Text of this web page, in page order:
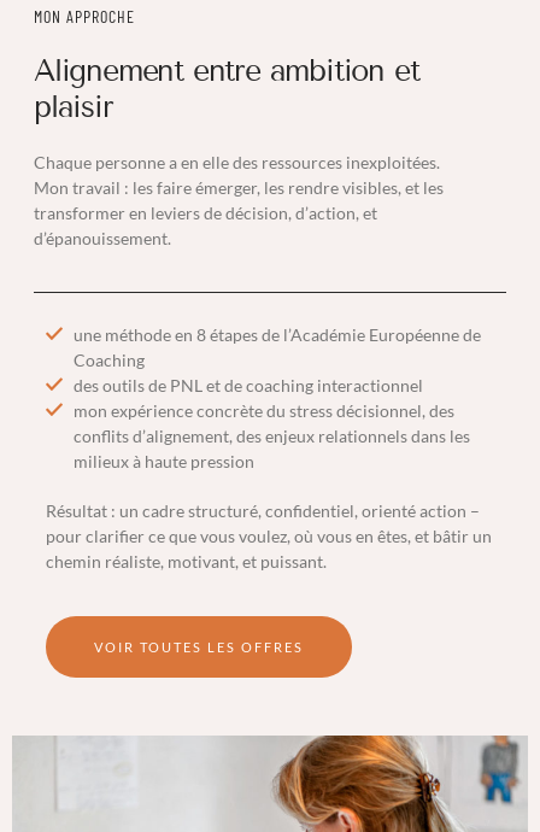
MON APPROCHE
Alignement entre ambition et
plaisir
Chaque personne a en elle des ressources inexploitées.
Mon travail : les faire émerger, les rendre visibles, et les
transformer en leviers de décision, d’action, et
d’épanouissement.
une méthode en 8 étapes de l’Académie Européenne de
Coaching
des outils de PNL et de coaching interactionnel
mon expérience concrète du stress décisionnel, des
conflits d’alignement, des enjeux relationnels dans les
milieux à haute pression
Résultat : un cadre structuré, confidentiel, orienté action –
pour clarifier ce que vous voulez, où vous en êtes, et bâtir un
chemin réaliste, motivant, et puissant.
VOIR TOUTES LES OFFRES